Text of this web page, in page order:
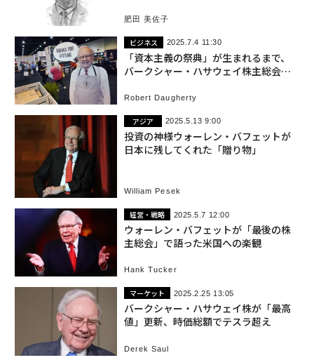
肥田 美佐子
ビジネス 2025.7.4 11:30
「資本主義の祭典」が生まれるまで、
バークシャー・ハサウェイ株主総会の
Robert Daugherty
アジア 2025.5.13 9:00
投資の神様ウォーレン・バフェットが
日本に残してくれた「贈り物」
William Pesek
経営・戦略 2025.5.7 12:00
ウォーレン・バフェットが「最後の株
主総会」で語った米国への楽観
Hank Tucker
マーケット 2025.2.25 13:05
バークシャー・ハサウェイ株が「最高
値」更新、時価総額でテスラ超え
Derek Saul